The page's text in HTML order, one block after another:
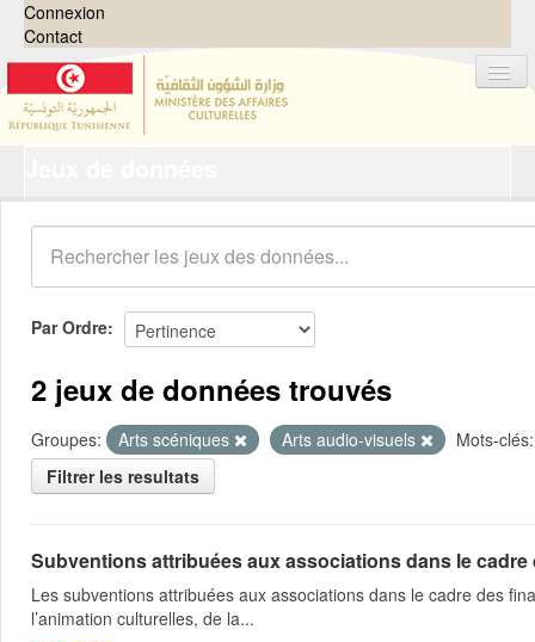
Connexion
Contact
Organisations
Groupes
Demandes 0
À propos
Par Ordre
2 jeux de données trouvés
Groupes: Arts scéniques Arts audio-visuels
Mots-clés:
Filtrer les resultats
Subventions attribuées aux associations dans le
Les subventions attribuées aux associations dans le cadre des
l’animation culturelles, de la...